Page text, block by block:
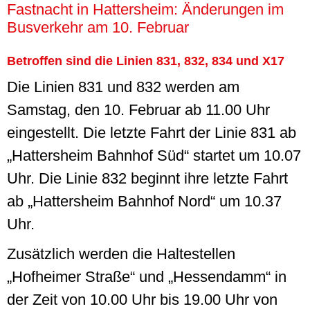
Fastnacht in Hattersheim: Änderungen im
Busverkehr am 10. Februar
Betroffen sind die Linien 831, 832, 834 und X17
Die Linien 831 und 832 werden am
Samstag, den 10. Februar ab 11.00 Uhr
eingestellt. Die letzte Fahrt der Linie 831 ab
„Hattersheim Bahnhof Süd“ startet um 10.07
Uhr. Die Linie 832 beginnt ihre letzte Fahrt
ab „Hattersheim Bahnhof Nord“ um 10.37
Uhr.
Zusätzlich werden die Haltestellen
„Hofheimer Straße“ und „Hessendamm“ in
der Zeit von 10.00 Uhr bis 19.00 Uhr von